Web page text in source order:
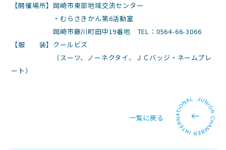
【開催場所】岡崎市東部地域交流センター
・むらさきかん第6活動室
岡崎市藤川町田中19番地 TEL：0564-66-3066
【服 装】クールビズ
（スーツ、ノーネクタイ、ＪＣバッジ・ネームプレ
ート）
一覧に戻る